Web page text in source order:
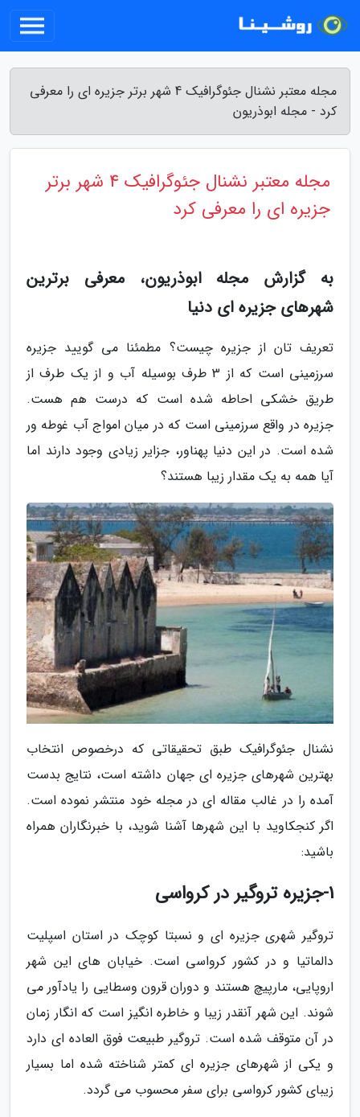
مجله معتبر نشنال جئوگرافیک 4 شهر برتر جزیره ای را معرفی
کرد - مجله ابوذریون
مجله معتبر نشنال جئوگرافیک 4 شهر برتر
جزیره ای را معرفی کرد
به گزارش مجله ابوذریون، معرفی برترین
شهرهای جزیره ای دنیا
تعریف تان از جزیره چیست؟ مطمئنا می گویید جزیره
سرزمینی است که از 3 طرف بوسیله آب و از یک طرف از
طریق خشکی احاطه شده است که درست هم هست.
جزیره در واقع سرزمینی است که در میان امواج آب غوطه ور
شده است. در این دنیا پهناور، جزایر زیادی وجود دارند اما
آیا همه به یک مقدار زیبا هستند؟
نشنال جئوگرافیک طبق تحقیقاتی که درخصوص انتخاب
بهترین شهرهای جزیره ای جهان داشته است، نتایج بدست
آمده را در غالب مقاله ای در مجله خود منتشر نموده است.
اگر کنجکاوید با این شهرها آشنا شوید، با خبرنگاران همراه
باشید:
1-جزیره تروگیر در کرواسی
تروگیر شهری جزیره ای و نسبتا کوچک در استان اسپلیت
دالماتیا و در کشور کرواسی است. خیابان های این شهر
اروپایی، مارپیچ هستند و دوران قرون وسطایی را یادآور می
شوند. این شهر آنقدر زیبا و خاطره انگیز است که انگار زمان
در آن متوقف شده است. تروگیر طبیعت فوق العاده ای دارد
و یکی از شهرهای جزیره ای کمتر شناخته شده اما بسیار
زیبای کشور کرواسی برای سفر محسوب می گردد.